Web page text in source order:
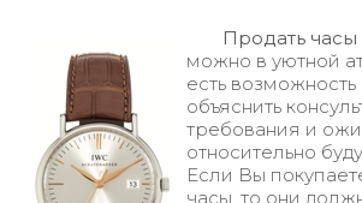
Продать часы
можно в уютной
есть
объяснить
требования и
относительно
Если Вы
часы, то они